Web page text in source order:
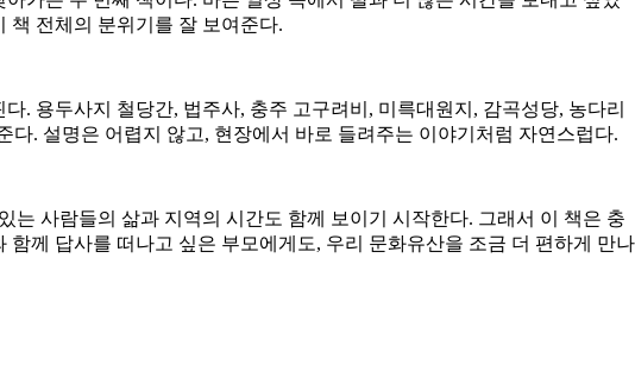
책 전체의 분위기를 잘 보여준다.
. 용두사지 철당간, 법주사, 충주 고구려비, 미륵대원지, 감곡성당, 농다리
. 설명은 어렵지 않고, 현장에서 바로 들려주는 이야기처럼 자연스럽다.
사람들의 삶과 지역의 시간도 함께 보이기 시작한다. 그래서 이 책은 충
께 답사를 떠나고 싶은 부모에게도, 우리 문화유산을 조금 더 편하게 만나